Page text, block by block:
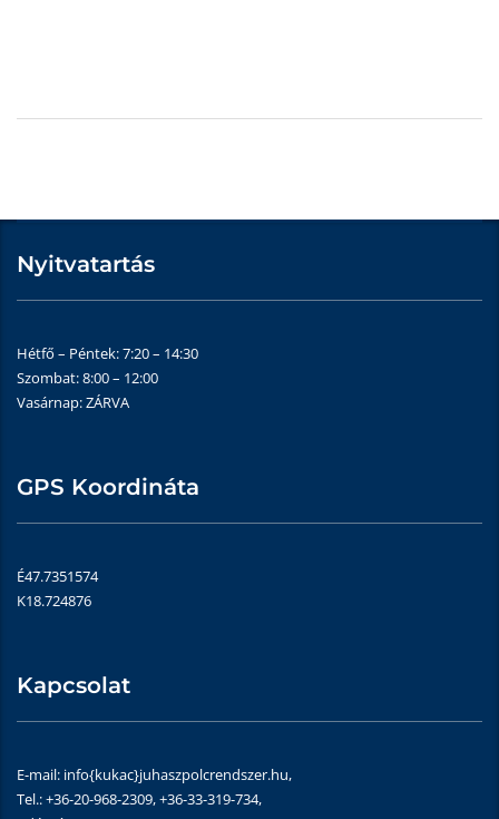
Nyitvatartás
Hétfő – Péntek: 7:20 – 14:30
Szombat: 8:00 – 12:00
Vasárnap: ZÁRVA
GPS Koordináta
É47.7351574
K18.724876
Kapcsolat
E-mail: info{kukac}juhaszpolcrendszer.hu,
Tel.: +36-20-968-2309, +36-33-319-734,